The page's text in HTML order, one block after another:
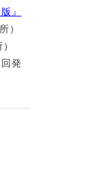
』
）
回発